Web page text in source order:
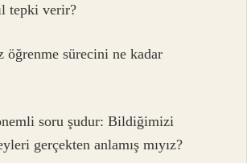
tepki verir?
öğrenme sürecini ne kadar
soru şudur: Bildiğimizi
gerçekten anlamış mıyız?